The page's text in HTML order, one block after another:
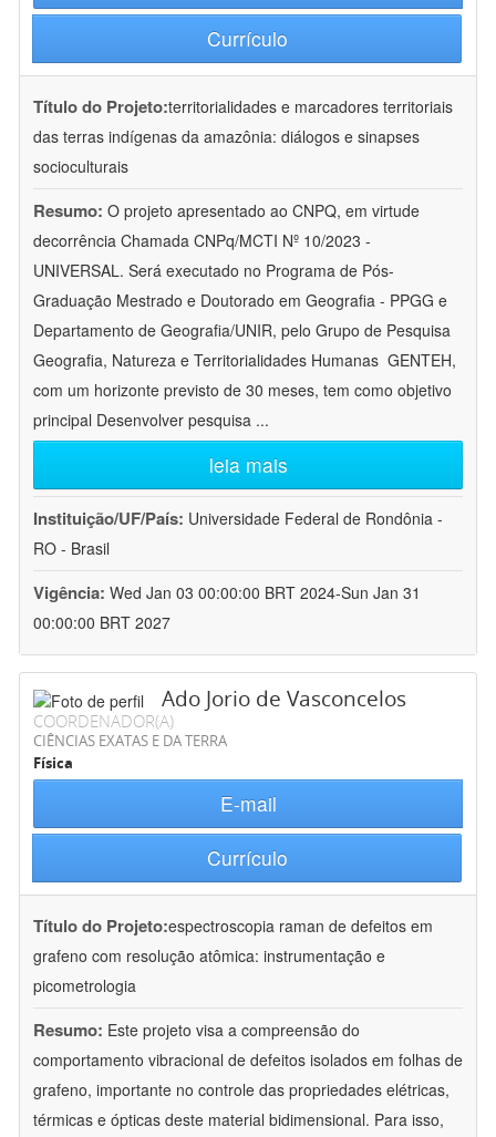
Currículo
Título do Projeto:territorialidades e marcadores territoriais
das terras indígenas da amazônia: diálogos e sinapses
socioculturais
Resumo: O projeto apresentado ao CNPQ, em virtude
decorrência Chamada CNPq/MCTI Nº 10/2023 -
UNIVERSAL. Será executado no Programa de Pós-
Graduação Mestrado e Doutorado em Geografia - PPGG e
Departamento de Geografia/UNIR, pelo Grupo de Pesquisa
Geografia, Natureza e Territorialidades Humanas  GENTEH,
com um horizonte previsto de 30 meses, tem como objetivo
principal Desenvolver pesquisa ...
leia mais
Instituição/UF/País: Universidade Federal de Rondônia -
RO - Brasil
Vigência: Wed Jan 03 00:00:00 BRT 2024-Sun Jan 31
00:00:00 BRT 2027
Ado Jorio de Vasconcelos
COORDENADOR(A)
CIÊNCIAS EXATAS E DA TERRA
Física
E-mail
Currículo
Título do Projeto:espectroscopia raman de defeitos em
grafeno com resolução atômica: instrumentação e
picometrologia
Resumo: Este projeto visa a compreensão do
comportamento vibracional de defeitos isolados em folhas de
grafeno, importante no controle das propriedades elétricas,
térmicas e ópticas deste material bidimensional. Para isso,